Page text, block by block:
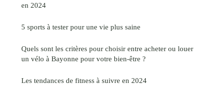
en 2024
5 sports à tester pour une vie plus saine
Quels sont les critères pour choisir entre acheter ou louer
un vélo à Bayonne pour votre bien-être ?
Les tendances de fitness à suivre en 2024